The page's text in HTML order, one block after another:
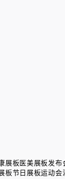
展板医美展板发布
板节日展板运动会